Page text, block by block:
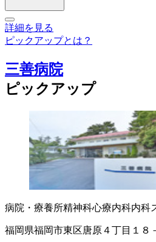
詳細を見る
ピックアップとは？
三善病院
ピックアップ
病院・療養所精神科心療内科内科
福岡県福岡市東区唐原４丁目１８